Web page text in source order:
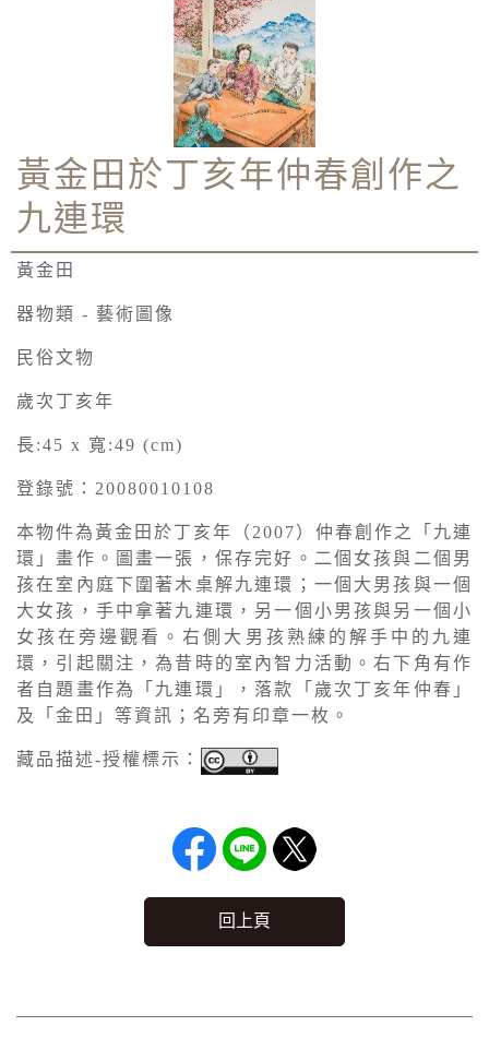
黃金田於丁亥年仲春創作之
九連環
黃金田
器物類 - 藝術圖像
民俗文物
歲次丁亥年
長:45 x 寬:49 (cm)
登錄號：20080010108
本物件為黃金田於丁亥年（2007）仲春創作之「九連
環」畫作。圖畫一張，保存完好。二個女孩與二個男
孩在室內庭下圍著木桌解九連環；一個大男孩與一個
大女孩，手中拿著九連環，另一個小男孩與另一個小
女孩在旁邊觀看。右側大男孩熟練的解手中的九連
環，引起關注，為昔時的室內智力活動。右下角有作
者自題畫作為「九連環」，落款「歲次丁亥年仲春」
及「金田」等資訊；名旁有印章一枚。
藏品描述-授權標示：
回上頁